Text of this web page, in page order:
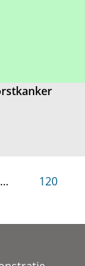
… 120